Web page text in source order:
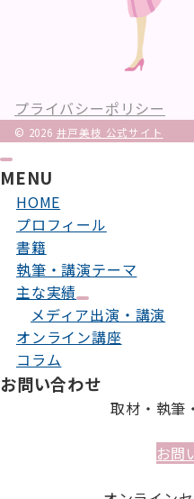
プライバシーポリシー
© 2026 井戸美枝 公式サイト
MENU
HOME
プロフィール
書籍
執筆・講演テーマ
主な実績
メディア出演・講演
オンライン講座
コラム
お問い合わせ
取材・執筆
お問